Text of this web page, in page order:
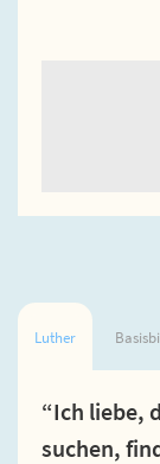
Luther
“Ich liebe,
suchen,